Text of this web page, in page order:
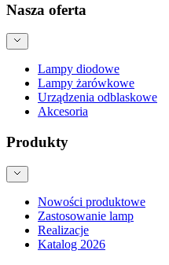
Nasza oferta
Lampy diodowe
Lampy żarówkowe
Urządzenia odblaskowe
Akcesoria
Produkty
Nowości produktowe
Zastosowanie lamp
Realizacje
Katalog 2026